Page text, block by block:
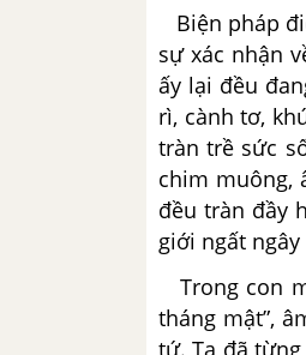
Biện pháp
sự xác nhận
ấy lại đều
rì, cành tơ,
tràn trề sức
chim muông,
đều tràn đầy
giới ngất
Trong con
tháng mật”,
tứ. Ta đã từng